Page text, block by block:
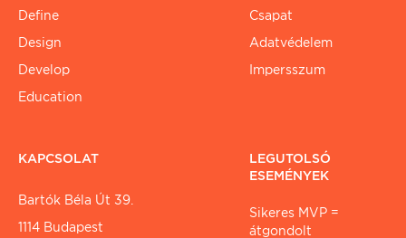
Define
Design
Develop
Education
Csapat
Adatvédelem
Impersszum
KAPCSOLAT
Bartók Béla Út 39.
1114 Budapest
LEGUTOLSÓ
ESEMÉNYEK
Sikeres MVP =
átgondolt